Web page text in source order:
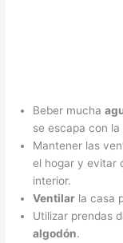
Beber mucha
se escapa con
Mantener las
el hogar y evitar
interior.
Ventilar la casa
Utilizar prendas
algodón.